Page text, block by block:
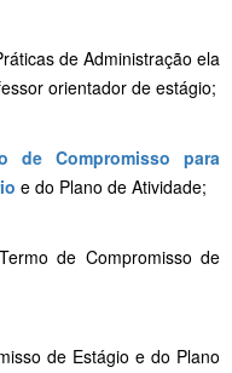
de Administração ela
orientador de estágio;
de Compromisso para
e do Plano de Atividade;
de Compromisso de
de Estágio e do Plano